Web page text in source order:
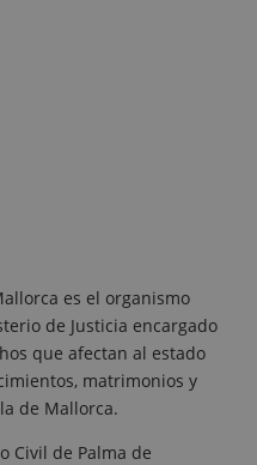
es el organismo
de Justicia encargado
que afectan al estado
matrimonios y
de Mallorca.
Civil de Palma de